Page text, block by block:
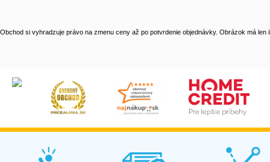
Obchod si vyhradzuje právo na zmenu ceny až po potvrdenie objednávky. Obrázok má len